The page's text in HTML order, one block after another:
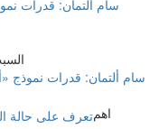
السبت 08 أغسطس
سام ألتمان: قدرات نموذج
اهم